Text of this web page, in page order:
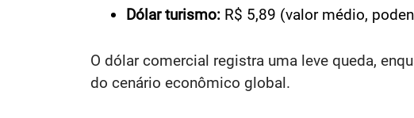
Dólar turismo: R$ 5,89​ (valor médio,
O dólar comercial registra uma leve queda,
do cenário econômico global.​